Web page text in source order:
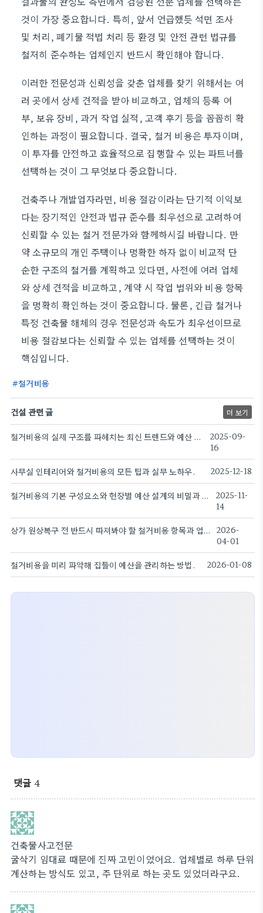
것이 가장 중요합니다. 특히, 앞서 언급했듯 석면 조사
및 처리, 폐기물 적법 처리 등 환경 및 안전 관련 법규를
철저히 준수하는 업체인지 반드시 확인해야 합니다.
이러한 전문성과 신뢰성을 갖춘 업체를 찾기 위해서는 여
러 곳에서 상세 견적을 받아 비교하고, 업체의 등록 여
부, 보유 장비, 과거 작업 실적, 고객 후기 등을 꼼꼼히 확
인하는 과정이 필요합니다. 결국, 철거 비용은 투자이며,
이 투자를 안전하고 효율적으로 집행할 수 있는 파트너를
선택하는 것이 그 무엇보다 중요합니다.
건축주나 개발업자라면, 비용 절감이라는 단기적 이익보
다는 장기적인 안전과 법규 준수를 최우선으로 고려하여
신뢰할 수 있는 철거 전문가와 함께하시길 바랍니다. 만
약 소규모의 개인 주택이나 명확한 하자 없이 비교적 단
순한 구조의 철거를 계획하고 있다면, 사전에 여러 업체
와 상세 견적을 비교하고, 계약 시 작업 범위와 비용 항목
을 명확히 확인하는 것이 중요합니다. 물론, 긴급 철거나
특정 건축물 해체의 경우 전문성과 속도가 최우선이므로
비용 절감보다는 신뢰할 수 있는 업체를 선택하는 것이
핵심입니다.
철거비용
건설 관련 글 더 보기
철거비용의 실제 구조를 파헤치는 최신 트렌드와 예산 절감법
2025-09-
16
사무실 인테리어와 철거비용의 모든 팁과 실무 노하우. 2025-12-18
철거비용의 기본 구성요소와 현장별 예산 설계의 비밀과 실무 적용
2025-11-
14
상가 원상복구 전 반드시 따져봐야 할 철거비용 항목과 업체 선정 시 주의점
2026-
04-01
철거비용을 미리 파악해 집들이 예산을 관리하는 방법. 2026-01-08
댓글 4
건축물사고전문
굴삭기 임대료 때문에 진짜 고민이었어요. 업체별로 하루 단위
계산하는 방식도 있고, 주 단위로 하는 곳도 있었더라구요.